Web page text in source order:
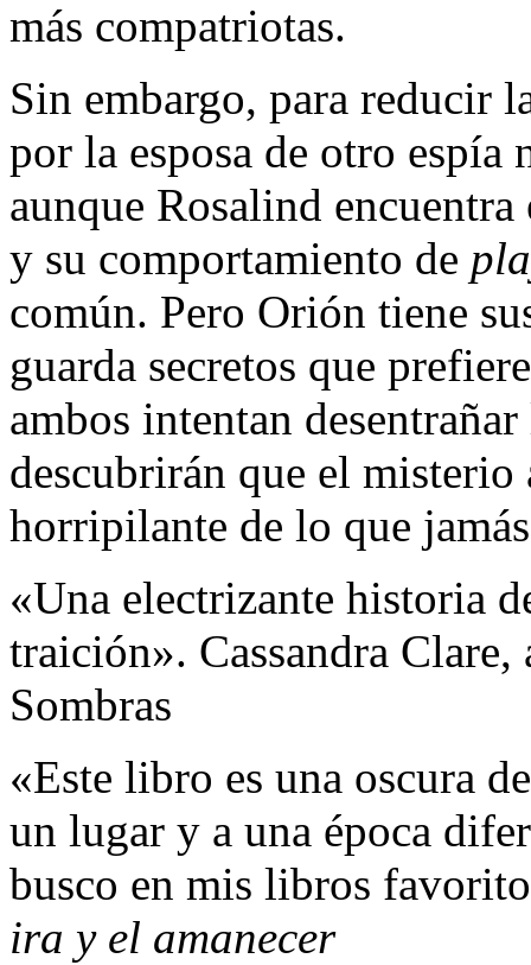
más compatriotas.
Sin embargo, para reducir
por la esposa de otro
aunque Rosalind
y su comportamiento de
común. Pero Orión tiene
guarda secretos que
ambos intentan
descubrirán que el misterio
horripilante de lo que
«Una electrizante historia
traición». Cassandra Clare,
Sombras
«Este libro es una oscura
un lugar y a una época
busco en mis libros
ira y el amanecer